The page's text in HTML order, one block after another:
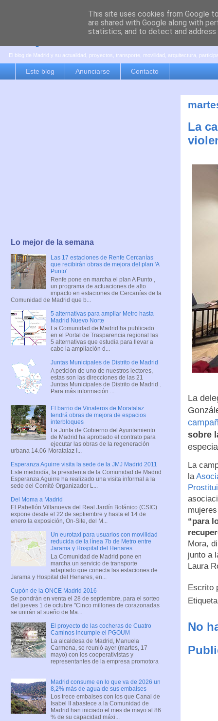
es por madrid
El blog de Madrid y su actualidad, proyectos, transporte, movilidad, arquitectura,
Este blog Anunciarse Contacto
La
La
sobre
La
la
“para
Mora,
junto a
Laura
Escrito
No
Lo mejor de la semana
Las 17 estaciones de Renfe Cercanías
que recibirán obras de mejora del plan 'A
Punto'
Renfe pone en marcha el plan A Punto ,
un programa de actuaciones de alto
impacto en estaciones de Cercanías de la
Comunidad de Madrid que b...
5 alternativas para ampliar Metro hasta
Madrid Nuevo Norte
La Comunidad de Madrid ha publicado
en el Portal de Trasparencia regional las
5 alternativas que estudia para llevar a
cabo la ampliación d...
Juntas Municipales de Distrito de Madrid
A petición de uno de nuestros lectores,
estas son las direcciones de las 21
Juntas Municipales de Distrito de Madrid .
Para más información ...
El barrio de Vinateros de Moratalaz
tendrá obras de mejora de espacios
interbloques
La Junta de Gobierno del Ayuntamiento
de Madrid ha aprobado el contrato para
ejecutar las obras de la regeneración
urbana 14.06-Moratalaz I...
Esperanza Aguirre visita la sede de la JMJ Madrid 2011
Este mediodía, la presidenta de la Comunidad de Madrid
Esperanza Aguirre ha realizado una visita informal a la
sede del Comité Organizador L...
Del Moma a Madrid
El Pabellón Villanueva del Real Jardín Botánico (CSIC)
expone desde el 22 de septiembre y hasta el 14 de
enero la exposición, On-Site, del M...
Un eurotaxi para usuarios con movilidad
reducida de la línea 7b de Metro entre
Jarama y Hospital del Henares
La Comunidad de Madrid pone en
marcha un servicio de transporte
adaptado que conecta las estaciones de
Jarama y Hospital del Henares, en...
Cupón de la ONCE Madrid 2016
Se pondrán en venta el 28 de septiembre, para el sorteo
del jueves 1 de octubre "Cinco millones de corazonadas
se unirán al sueño de Ma...
El proyecto de las cocheras de Cuatro
Caminos incumple el PGOUM
La alcaldesa de Madrid, Manuela
Carmena, se reunió ayer (martes, 17
mayo) con los cooperativistas y
representantes de la empresa promotora
Madrid consume en lo que va de 2026 un
8,2% más de agua de sus embalses
Los trece embalses con los que Canal de
Isabel II abastece a la Comunidad de
Madrid han iniciado el mes de mayo al 86
% de su capacidad máxi...
This site uses cookies from Google
are shared with Google along with
statistics, and to detect and address